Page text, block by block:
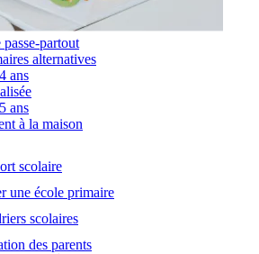
partout
alternatives
ans
ans
à la maison
scolaire
une école primaire
scolaires
des parents